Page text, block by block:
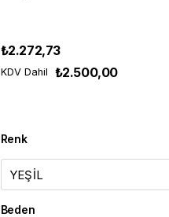
₺2.272,73
KDV Dahil ₺2.500,00
Renk
Beden